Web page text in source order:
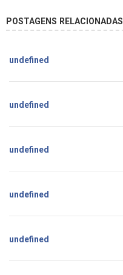
POSTAGENS RELACIONADAS
undefined
undefined
undefined
undefined
undefined